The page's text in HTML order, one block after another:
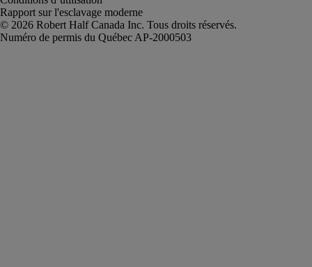
Rapport sur l'esclavage moderne
Robert Half Canada Inc. Tous droits réservés.